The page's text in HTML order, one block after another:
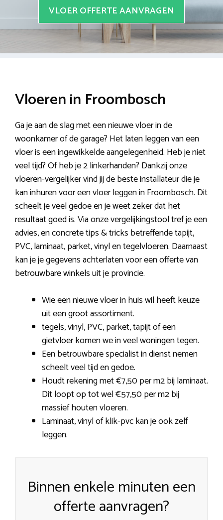
VLOER OFFERTE AANVRAGEN
Vloeren in Froombosch
Ga je aan de slag met een nieuwe vloer in de
woonkamer of de garage? Het laten leggen van een
vloer is een ingewikkelde aangelegenheid. Heb je niet
veel tijd? Of heb je 2 linkerhanden? Dankzij onze
vloeren-vergelijker vind jij de beste installateur die je
kan inhuren voor een vloer leggen in Froombosch. Dit
scheelt je veel gedoe en je weet zeker dat het
resultaat goed is. Via onze vergelijkingstool tref je een
advies, en concrete tips & tricks betreffende tapijt,
PVC, laminaat, parket, vinyl en tegelvloeren. Daarnaast
kan je je gegevens achterlaten voor een offerte van
betrouwbare winkels uit je provincie.
Wie een nieuwe vloer in huis wil heeft keuze
uit een groot assortiment.
tegels, vinyl, PVC, parket, tapijt of een
gietvloer komen we in veel woningen tegen.
Een betrouwbare specialist in dienst nemen
scheelt veel tijd en gedoe.
Houdt rekening met €7,50 per m2 bij laminaat.
Dit loopt op tot wel €57,50 per m2 bij
massief houten vloeren.
Laminaat, vinyl of klik-pvc kan je ook zelf
leggen.
Binnen enkele minuten een
offerte aanvragen?